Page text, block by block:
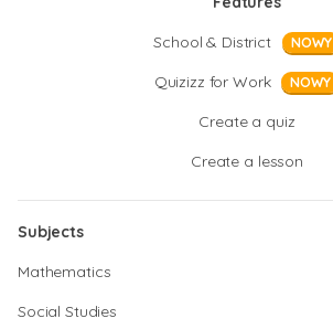
School & District
NOWY
Quizizz for Work NOWY
Create a quiz
Create a lesson
Subjects
Mathematics
Social Studies